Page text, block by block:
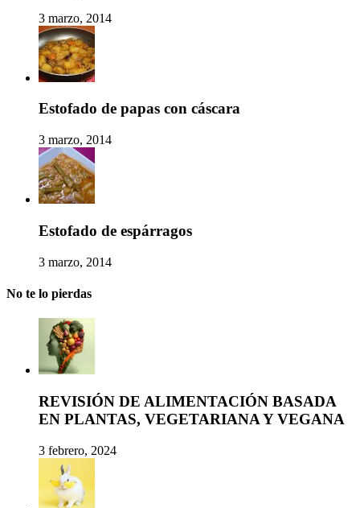
3 marzo, 2014
Estofado de papas con cáscara
3 marzo, 2014
Estofado de espárragos
3 marzo, 2014
No te lo pierdas
REVISIÓN DE ALIMENTACIÓN BASADA
EN PLANTAS, VEGETARIANA Y VEGANA
3 febrero, 2024